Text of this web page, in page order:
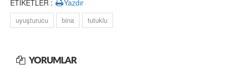
ETİKETLER : Yazdır
uyuşturucu bina tutuklu
YORUMLAR